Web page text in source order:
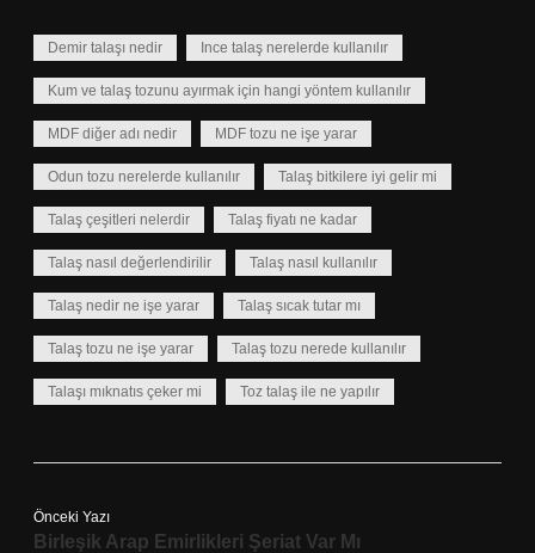
Demir talaşı nedir Ince talaş nerelerde kullanılır
Kum ve talaş tozunu ayırmak için hangi yöntem kullanılır
MDF diğer adı nedir MDF tozu ne işe yarar
Odun tozu nerelerde kullanılır Talaş bitkilere iyi gelir mi
Talaş çeşitleri nelerdir Talaş fiyatı ne kadar
Talaş nasıl değerlendirilir Talaş nasıl kullanılır
Talaş nedir ne işe yarar Talaş sıcak tutar mı
Talaş tozu ne işe yarar Talaş tozu nerede kullanılır
Talaşı mıknatıs çeker mi Toz talaş ile ne yapılır
Önceki Yazı
Birleşik Arap Emirlikleri Şeriat Var Mı